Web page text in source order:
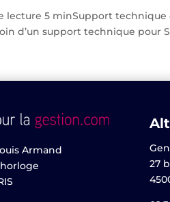
lecture 5 minSupport technique
d’un support technique pour
Armand
27